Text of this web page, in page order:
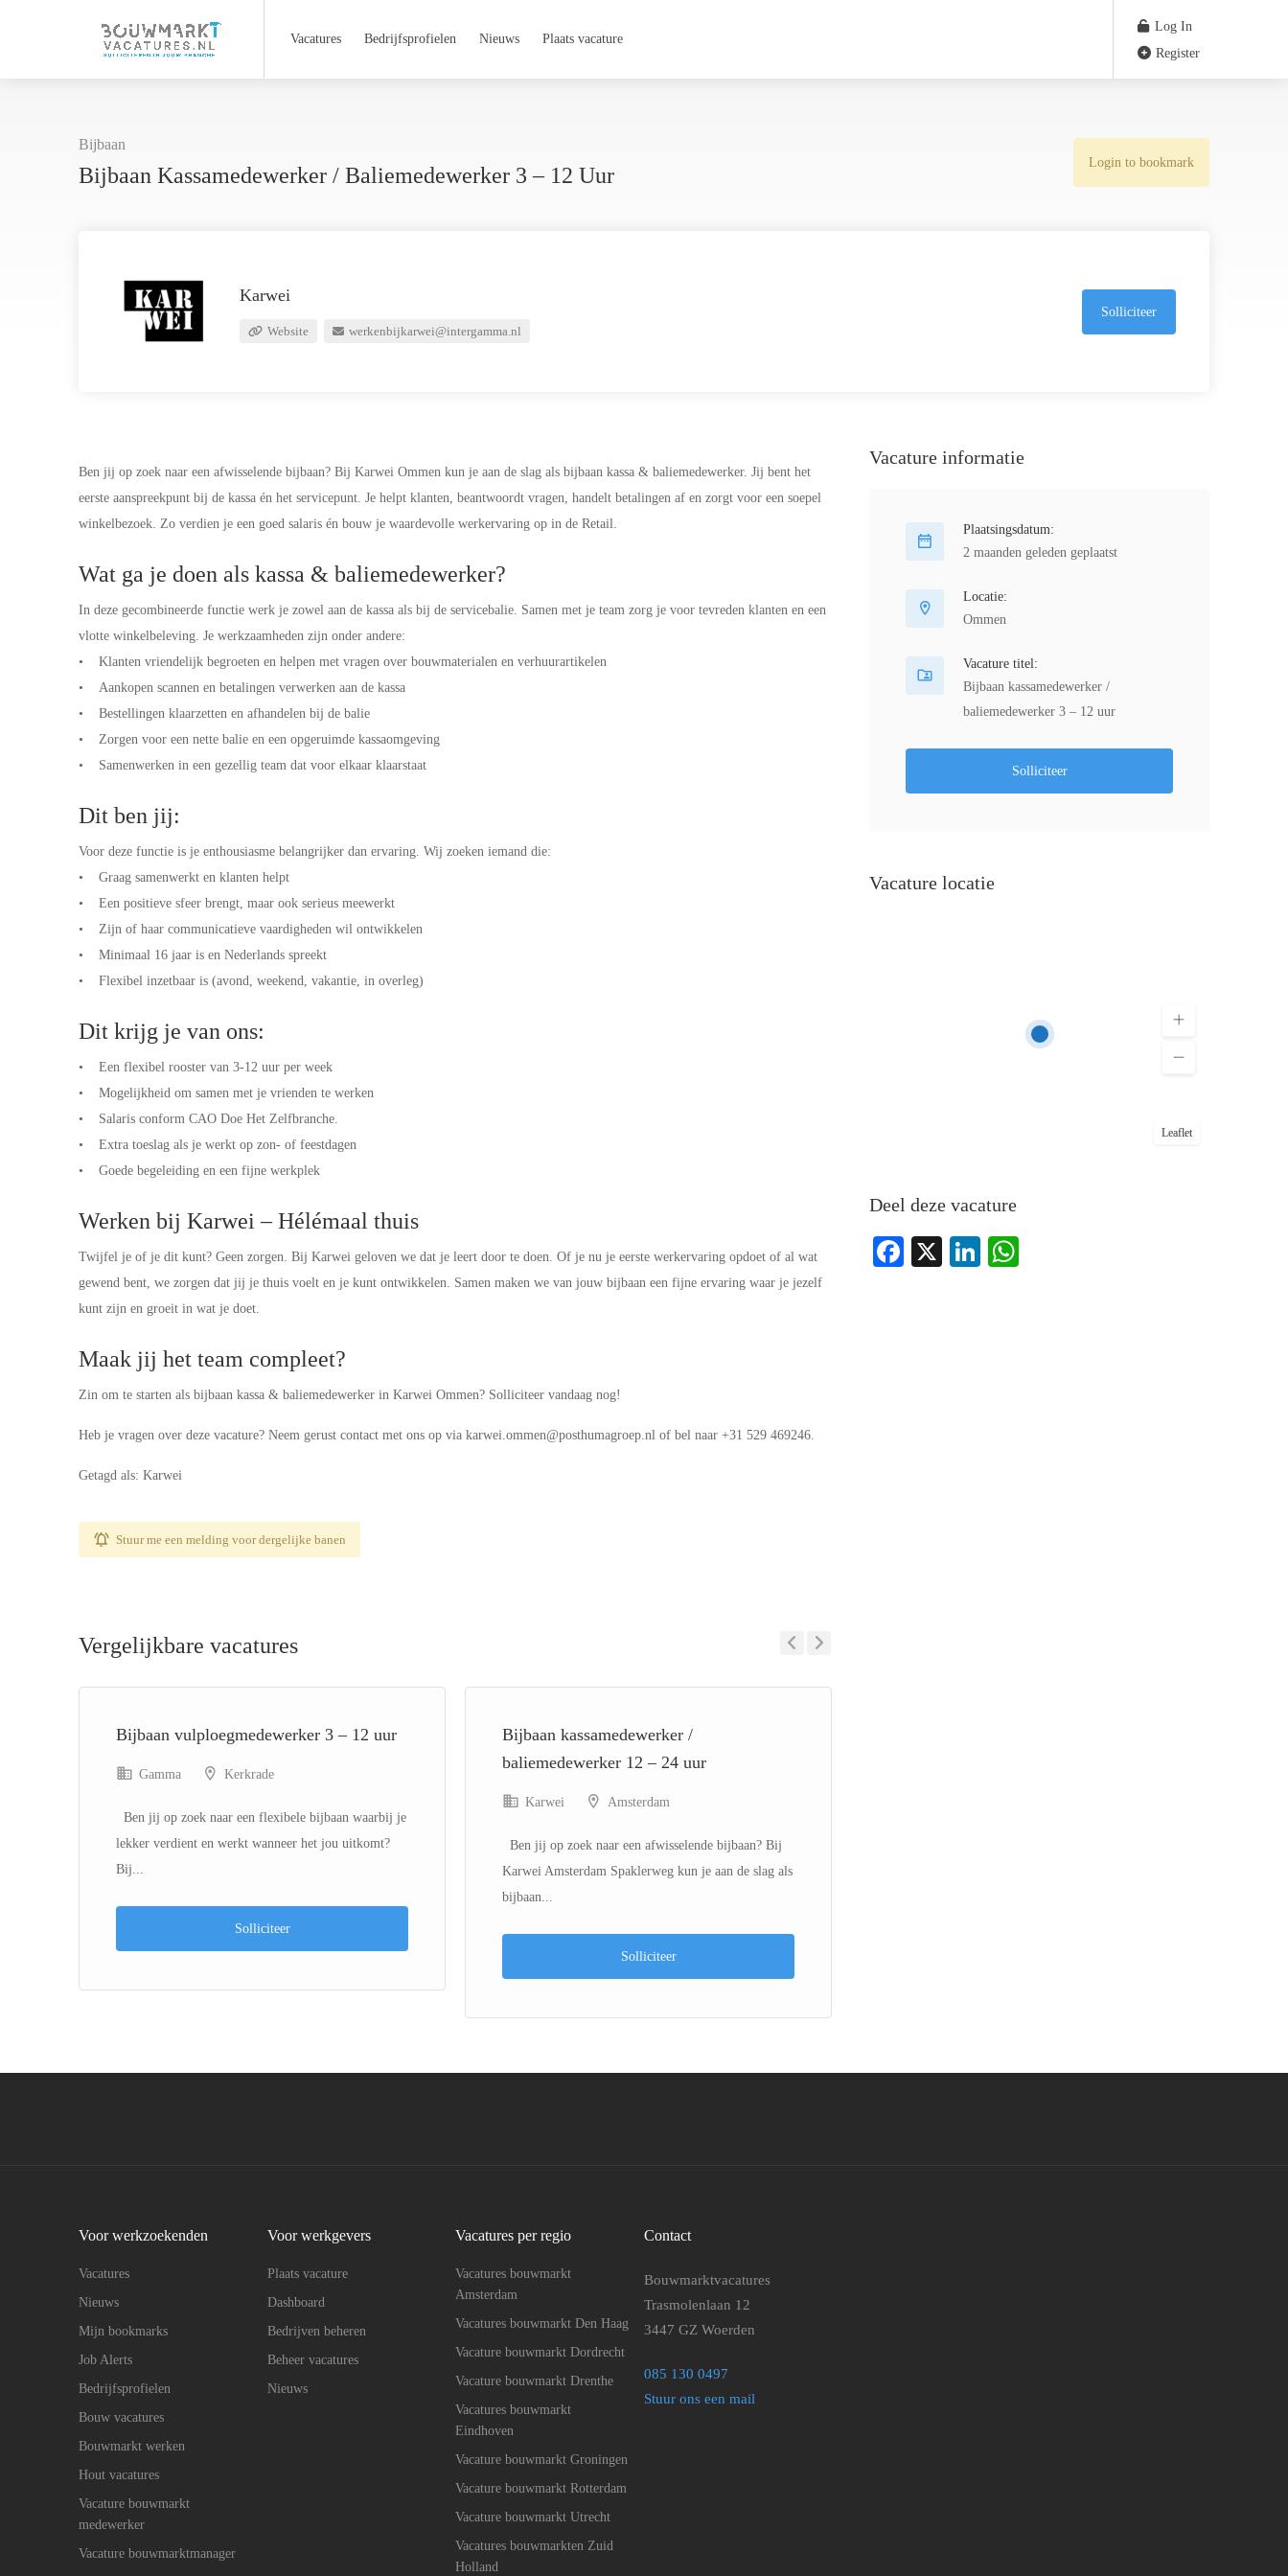
Vacatures Bedrijfsprofielen Nieuws Plaats vacature
Log In
Register
Bijbaan
Bijbaan Kassamedewerker / Baliemedewerker 3 – 12 Uur
Login to bookmark
Karwei
Website werkenbijkarwei@intergamma.nl
Solliciteer
Ben jij op zoek naar een afwisselende bijbaan? Bij Karwei Ommen kun je aan de slag als bijbaan kassa & baliemedewerker. Jij bent het
eerste aanspreekpunt bij de kassa én het servicepunt. Je helpt klanten, beantwoordt vragen, handelt betalingen af en zorgt voor een soepel
winkelbezoek. Zo verdien je een goed salaris én bouw je waardevolle werkervaring op in de Retail.
Wat ga je doen als kassa & baliemedewerker?
In deze gecombineerde functie werk je zowel aan de kassa als bij de servicebalie. Samen met je team zorg je voor tevreden klanten en een
vlotte winkelbeleving. Je werkzaamheden zijn onder andere:
• Klanten vriendelijk begroeten en helpen met vragen over bouwmaterialen en verhuurartikelen
• Aankopen scannen en betalingen verwerken aan de kassa
• Bestellingen klaarzetten en afhandelen bij de balie
• Zorgen voor een nette balie en een opgeruimde kassaomgeving
• Samenwerken in een gezellig team dat voor elkaar klaarstaat
Dit ben jij:
Voor deze functie is je enthousiasme belangrijker dan ervaring. Wij zoeken iemand die:
• Graag samenwerkt en klanten helpt
• Een positieve sfeer brengt, maar ook serieus meewerkt
• Zijn of haar communicatieve vaardigheden wil ontwikkelen
• Minimaal 16 jaar is en Nederlands spreekt
• Flexibel inzetbaar is (avond, weekend, vakantie, in overleg)
Dit krijg je van ons:
• Een flexibel rooster van 3-12 uur per week
• Mogelijkheid om samen met je vrienden te werken
• Salaris conform CAO Doe Het Zelfbranche.
• Extra toeslag als je werkt op zon- of feestdagen
• Goede begeleiding en een fijne werkplek
Werken bij Karwei – Hélémaal thuis
Twijfel je of je dit kunt? Geen zorgen. Bij Karwei geloven we dat je leert door te doen. Of je nu je eerste werkervaring opdoet of al wat
gewend bent, we zorgen dat jij je thuis voelt en je kunt ontwikkelen. Samen maken we van jouw bijbaan een fijne ervaring waar je jezelf
kunt zijn en groeit in wat je doet.
Maak jij het team compleet?
Zin om te starten als bijbaan kassa & baliemedewerker in Karwei Ommen? Solliciteer vandaag nog!
Heb je vragen over deze vacature? Neem gerust contact met ons op via karwei.ommen@posthumagroep.nl of bel naar +31 529 469246.
Getagd als: Karwei
Stuur me een melding voor dergelijke banen
Vergelijkbare vacatures
Bijbaan vulploegmedewerker 3 – 12 uur
Gamma Kerkrade
Ben jij op zoek naar een flexibele bijbaan waarbij je
lekker verdient en werkt wanneer het jou uitkomt?
Bij...
Solliciteer
Bijbaan kassamedewerker /
baliemedewerker 12 – 24 uur
Karwei Amsterdam
Ben jij op zoek naar een afwisselende bijbaan? Bij
Karwei Amsterdam Spaklerweg kun je aan de slag als
bijbaan...
Solliciteer
Vacature informatie
Plaatsingsdatum:
2 maanden geleden geplaatst
Locatie:
Ommen
Vacature titel:
Bijbaan kassamedewerker /
baliemedewerker 3 – 12 uur
Solliciteer
Vacature locatie
Leaflet
Deel deze vacature
Facebook
X LinkedIn
Voor werkzoekenden
Vacatures
Nieuws
Mijn bookmarks
Job Alerts
Bedrijfsprofielen
Bouw vacatures
Bouwmarkt werken
Hout vacatures
Vacature bouwmarkt
medewerker
Vacature bouwmarktmanager
Voor werkgevers
Plaats vacature
Dashboard
Bedrijven beheren
Beheer vacatures
Nieuws
Vacatures per regio
Vacatures bouwmarkt
Amsterdam
Vacatures bouwmarkt Den Haag
Vacature bouwmarkt Dordrecht
Vacature bouwmarkt Drenthe
Vacatures bouwmarkt
Eindhoven
Vacature bouwmarkt Groningen
Vacature bouwmarkt Rotterdam
Vacature bouwmarkt Utrecht
Vacatures bouwmarkten Zuid
Holland
Contact
Bouwmarktvacatures
Trasmolenlaan 12
3447 GZ Woerden
085 130 0497
Stuur ons een mail